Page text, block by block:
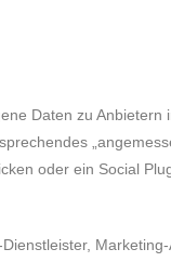
Daten zu
oder ein Social
Marketing-